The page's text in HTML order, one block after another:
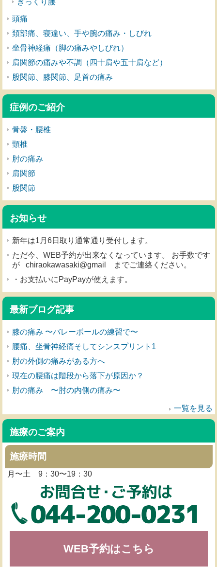
ぎっくり腰
頭痛
頚部痛、寝違い、手や腕の痛み・しびれ
坐骨神経痛（脚の痛みやしびれ）
肩関節の痛みや不調（四十肩や五十肩など）
股関節、膝関節、足首の痛み
症例のご紹介
骨盤・腰椎
頸椎
肘の痛み
肩関節
股関節
お知らせ
新年は1月6日取り通常通り受付します。
ただ今、WEB予約が出来なくなっています。 お手数です
が chiraokawasaki@gmail までご連絡ください。
・お支払いにPayPayが使えます。
最新ブログ記事
膝の痛み 〜バレーボールの練習で〜
腰痛、坐骨神経痛そしてシンスプリント1
肘の外側の痛みがある方へ
現在の腰痛は階段から落下が原因か？
肘の痛み 〜肘の内側の痛み〜
一覧を見る
施療のご案内
施療時間
月〜土 9：30〜19：30
WEB予約はこちら